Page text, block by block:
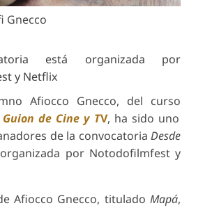
Gnecco
está organizada por
y Netflix
Afiocco Gnecco, del curso
de Cine y TV, ha sido uno
de la convocatoriaDesde
por Notodofilmfest y
Afiocco Gnecco, tituladoMapá,